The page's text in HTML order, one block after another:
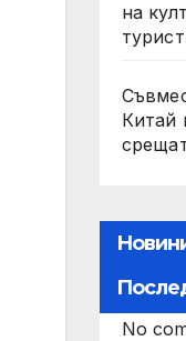
на
Китай
No